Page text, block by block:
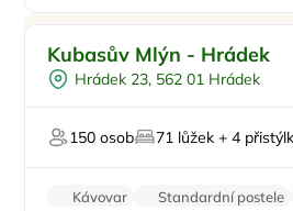
Polopenze
Na samotě
All Inclusive
Pro svatby a oslavy
Kubasův Mlýn - Hrádek
Hrádek 23, 562 01 Hrádek
150 osob 71 lůžek + 4
Kávovar Standardní postele